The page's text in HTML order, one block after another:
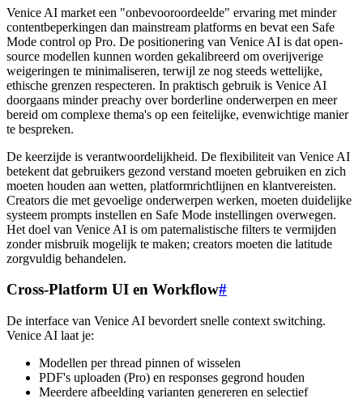
Venice AI market een "onbevooroordeelde" ervaring met minder
contentbeperkingen dan mainstream platforms en bevat een Safe
Mode control op Pro. De positionering van Venice AI is dat open-
source modellen kunnen worden gekalibreerd om overijverige
weigeringen te minimaliseren, terwijl ze nog steeds wettelijke,
ethische grenzen respecteren. In praktisch gebruik is Venice AI
doorgaans minder preachy over borderline onderwerpen en meer
bereid om complexe thema's op een feitelijke, evenwichtige manier
te bespreken.
De keerzijde is verantwoordelijkheid. De flexibiliteit van Venice AI
betekent dat gebruikers gezond verstand moeten gebruiken en zich
moeten houden aan wetten, platformrichtlijnen en klantvereisten.
Creators die met gevoelige onderwerpen werken, moeten duidelijke
systeem prompts instellen en Safe Mode instellingen overwegen.
Het doel van Venice AI is om paternalistische filters te vermijden
zonder misbruik mogelijk te maken; creators moeten die latitude
zorgvuldig behandelen.
Cross-Platform UI en Workflow#
De interface van Venice AI bevordert snelle context switching.
Venice AI laat je:
Modellen per thread pinnen of wisselen
PDF's uploaden (Pro) en responses gegrond houden
Meerdere afbeelding varianten genereren en selectief